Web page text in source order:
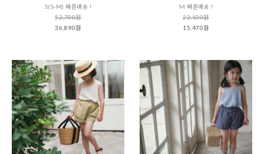
S(S-M) 빠른배송 !
52,700원
36,890원
M 빠른배송 !
22,100원
15,470원